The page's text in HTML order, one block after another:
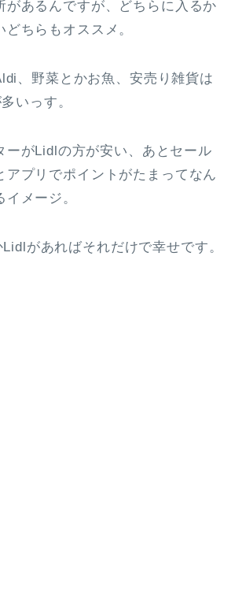
があるんですが、どちらに入るか
ちらもオススメ。
、野菜とかお魚、安売り雑貨は
いっす。
ーがLidlの方が安い、あとセール
アプリでポイントがたまってなん
メージ。
があればそれだけで幸せです。